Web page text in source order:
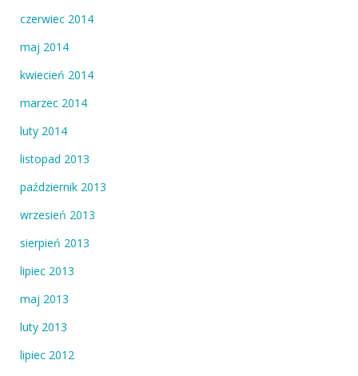
czerwiec 2014
maj 2014
kwiecień 2014
marzec 2014
luty 2014
listopad 2013
październik 2013
wrzesień 2013
sierpień 2013
lipiec 2013
maj 2013
luty 2013
lipiec 2012